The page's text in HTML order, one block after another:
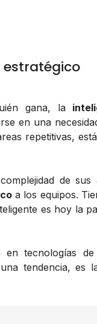
estratégico
gana, la
en una
repetitivas,
de sus
a los equipos.
es hoy la
tecnologías de
tendencia, es